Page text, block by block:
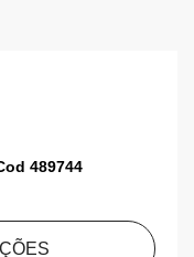
489744